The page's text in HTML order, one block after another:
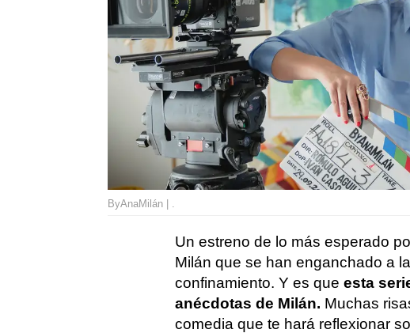
ByAnaMilán | .
Un estreno de lo más esperado
Milán que se han enganchado a
confinamiento. Y es que esta
anécdotas de Milán. Muchas
comedia que te hará reflexionar